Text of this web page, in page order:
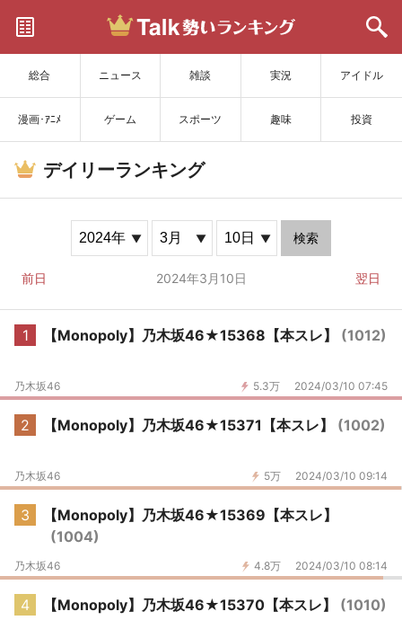
総合 ニュース 雑談 実況 アイドル
漫画･ｱﾆﾒ ゲーム スポーツ 趣味 投資
サイトを更新
デイリーランキング
検索
前日 2024年3月10日 翌日
1 【Monopoly】乃木坂46★15368【本スレ】 (1012)
5.3万 2024/03/10 07:45
乃木坂46
2 【Monopoly】乃木坂46★15371【本スレ】 (1002)
5万 2024/03/10 09:14
乃木坂46
3
【Monopoly】乃木坂46★15369【本スレ】
(1004)
4.8万 2024/03/10 08:14
乃木坂46
4 【Monopoly】乃木坂46★15370【本スレ】 (1010)